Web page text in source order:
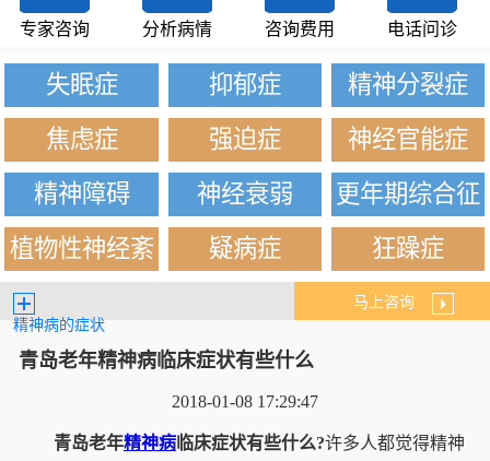
专家咨询 分析病情 咨询费用 电话问诊
失眠症 抑郁症
精神分裂症
焦虑症
强迫症
神经官能症
精神障碍
神经衰弱
更年期综合征
植物性神经紊
疑病症 狂躁症
精神病的症状
马上咨询
青岛老年精神病临床症状有些什么
2018-01-08 17:29:47
青岛老年精神病临床症状有些什么?许多人都觉得精神